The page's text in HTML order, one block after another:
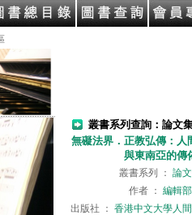
叢書系列查詢：論文
無礙法界．正教弘傳：人
與東南亞的傳
叢書系列 ： 論
作者 ： 編輯部
出版社
： 香港中文大學人